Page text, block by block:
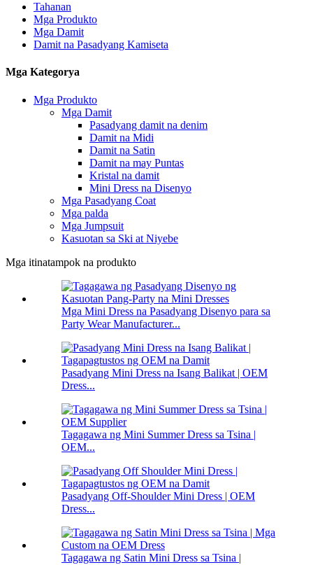
Tahanan
Mga Produkto
Mga Damit
Damit na Pasadyang Kamiseta
Mga Kategorya
Mga Produkto
Mga Damit
Pasadyang damit na denim
Damit na Midi
Damit na Satin
Damit na may Puntas
Kristal na damit
Mini Dress na Disenyo
Mga Pasadyang Coat
Mga palda
Mga Jumpsuit
Kasuotan sa Ski at Niyebe
Mga itinatampok na produkto
Mga Mini Dress na Pasadyang Disenyo para sa
Party Wear Manufacturer...
Pasadyang Mini Dress na Isang Balikat | OEM
Dress...
Tagagawa ng Mini Summer Dress sa Tsina |
OEM...
Pasadyang Off-Shoulder Mini Dress | OEM
Dress...
Tagagawa ng Satin Mini Dress sa Tsina |